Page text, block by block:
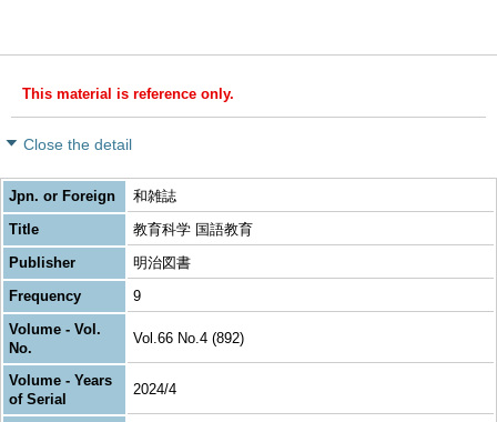
This material is reference only.
Close the detail
Jpn. or Foreign
和雑誌
Title
教育科学 国語教育
Publisher
明治図書
Frequency
9
Volume - Vol.
No.
Vol.66 No.4 (892)
Volume - Years
of Serial
2024/4